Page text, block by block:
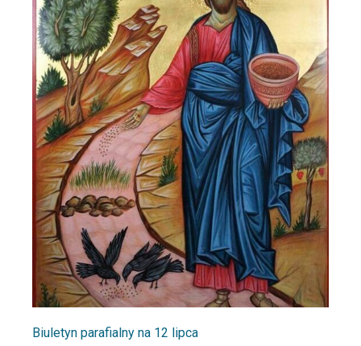
Biuletyn parafialny na 12 lipca